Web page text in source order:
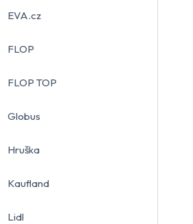
EVA.cz
FLOP
FLOP TOP
Globus
Hruška
Kaufland
Lidl